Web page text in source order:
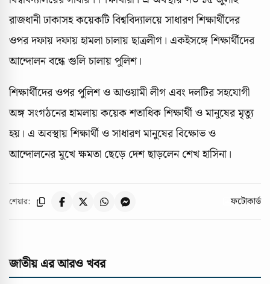
রাজধানী ঢাকাসহ কয়েকটি বিশ্ববিদ্যালয়ে সাধারণ শিক্ষার্থীদের
ওপর দফায় দফায় হামলা চালায় ছাত্রলীগ। একইসঙ্গে শিক্ষার্থীদের
আন্দোলন বন্ধে গুলি চালায় পুলিশ।
শিক্ষার্থীদের ওপর পুলিশ ও আওয়ামী লীগ এবং দলটির সহযোগী
অঙ্গ সংগঠনের হামলায় কয়েক শতাধিক শিক্ষার্থী ও মানুষের মৃত্যু
হয়। এ অবস্থায় শিক্ষার্থী ও সাধারণ মানুষের বিক্ষোভ ও
আন্দোলনের মুখে ক্ষমতা ছেড়ে দেশ ছাড়লেন শেখ হাসিনা।
শেয়ার: ফটোকার্ড
জাতীয় এর আরও খবর